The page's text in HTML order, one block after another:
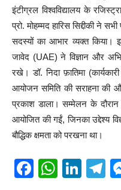
इंटीग्रल विश्वविद्यालय के
प्रो. मोहम्मद हारिस सिद्दीकी ने
सदस्यों का आभार व्यक्त किया।
जावेद (UAE) ने विज्ञान और
रखे। डॉ. निदा फ़ातिमा
आयोजन समिति की सराहना
प्रकाश डाला। सम्मेलन के दौरान
आयोजित की गईं, जिनका उद्देश्य
बौद्धिक क्षमता को परखना था।
F
W
Li
T